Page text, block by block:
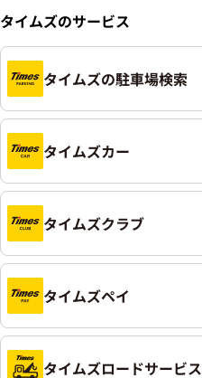
タイムズのサービス
タイムズの駐車場検索
タイムズカー
タイムズクラブ
タイムズペイ
タイムズロードサービス